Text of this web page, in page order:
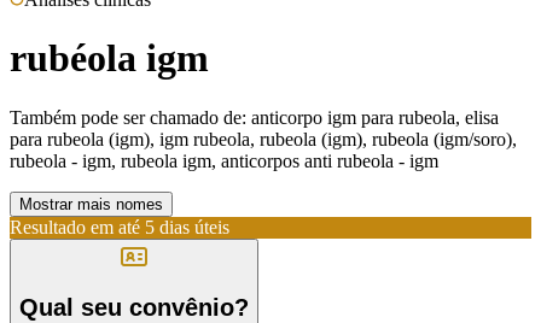
rubéola igm
Também pode ser chamado de: anticorpo igm para rubeola, elisa
para rubeola (igm), igm rubeola, rubeola (igm), rubeola (igm/soro),
rubeola - igm, rubeola igm, anticorpos anti rubeola - igm
Mostrar mais nomes
Resultado em até 5 dias úteis
Qual seu convênio?